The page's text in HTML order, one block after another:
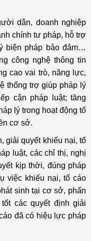
dân, doanh nghiệp
chính tư pháp, hỗ trợ
biện pháp bảo đảm…
công nghệ thông tin
cao vai trò, năng lực,
thống trợ giúp pháp lý
cận pháp luật; tăng
lý trong hoạt động tố
cơ sở.
giải quyết khiếu nại, tố
luật, các chỉ thị, nghị
kịp thời, đúng pháp
việc khiếu nại, tố cáo
sinh tại cơ sở, phấn
các quyết định giải
đã có hiệu lực pháp